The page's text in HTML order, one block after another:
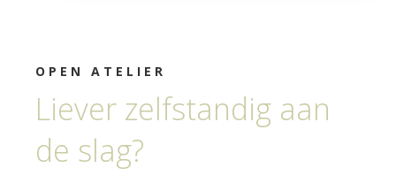
OPEN ATELIER
Liever zelfstandig aan
de slag?